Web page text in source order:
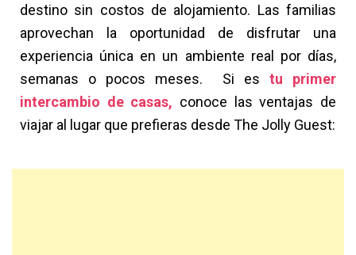
destino sin costos de alojamiento. Las familias
aprovechan la oportunidad de disfrutar una
experiencia única en un ambiente real por días,
semanas o pocos meses. Si es tu primer
intercambio de casas, conoce las ventajas de
viajar al lugar que prefieras desde The Jolly Guest: